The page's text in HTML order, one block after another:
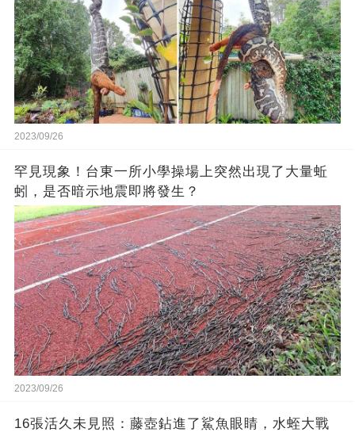
2023/09/26
罕見現象！台東一所小學操場上突然出現了大量蚯
蚓，是否暗示地震即將發生？
2023/09/26
16張活久未見照：藤壺鉆進了鯊魚眼睛，水蛭大戰